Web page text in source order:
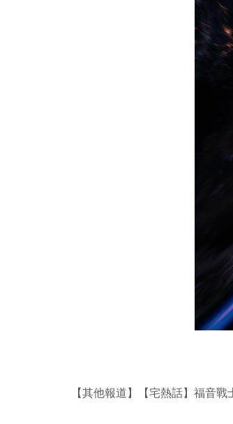
【其他報道】【宅熱話】福音